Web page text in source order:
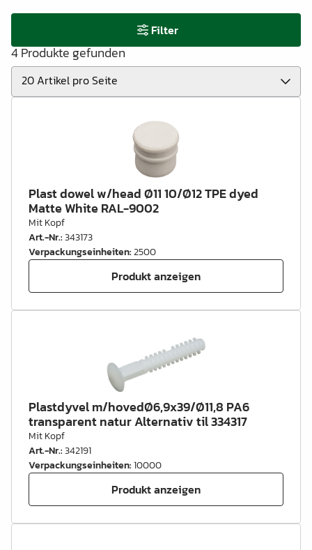
Filter
4 Produkte gefunden
Plast dowel w/head Ø11 10/Ø12 TPE dyed
Matte White RAL-9002
Mit Kopf
Art.-Nr.:343173
Verpackungseinheiten:2500
Produkt anzeigen
Plastdyvel m/hovedØ6,9x39/Ø11,8 PA6
transparent natur Alternativ til 334317
Mit Kopf
Art.-Nr.:342191
Verpackungseinheiten:10000
Produkt anzeigen